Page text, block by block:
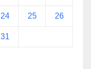
24 25 26
31